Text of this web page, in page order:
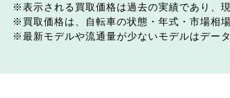
表示される買取価格は過去の実績であり、
買取価格は、自転車の状態・年式・市場相
最新モデルや流通量が少ないモデルはデー